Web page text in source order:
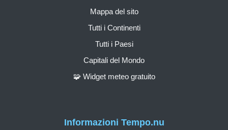
Informazioni Tempo.nu
Mappa del sito
Tutti i Continenti
Tutti i Paesi
Capitali del Mondo
🧩 Widget meteo gratuito